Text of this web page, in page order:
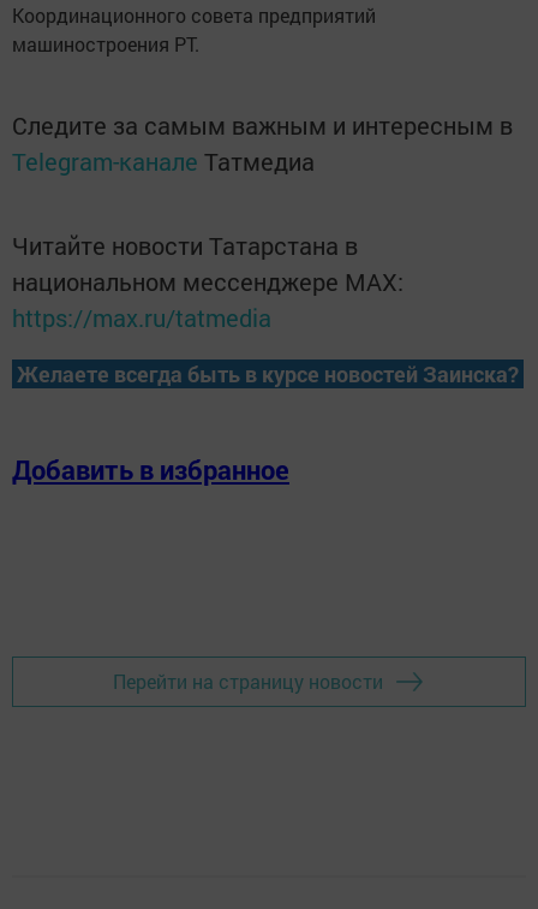
Координационного совета предприятий
машиностроения РТ.
Следите за самым важным и интересным в
Telegram-канале Татмедиа
Читайте новости Татарстана в
национальном мессенджере MАХ:
https://max.ru/tatmedia
Желаете всегда быть в курсе новостей Заинска?
Добавить в избранное
Перейти на страницу новости